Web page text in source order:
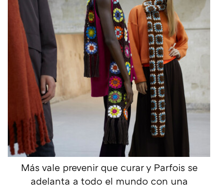
Más vale prevenir que curar y Parfois se
adelanta a todo el mundo con una